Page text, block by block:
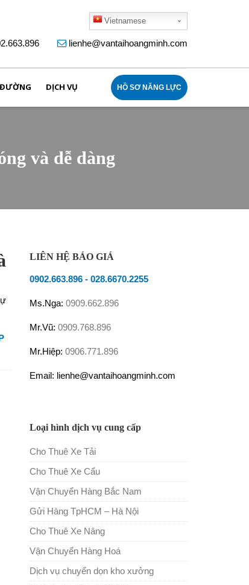
Vietnamese
lienhe@vantaihoangminh.com
DỊCH VỤ HỒ SƠ NĂNG LỰC
và dễ dàng
LIÊN HỆ BÁO GIÁ
0902.663.896- 028.6670.2255
Ms.Nga: 0909.662.896
Mr.Vũ: 0909.768.896
Mr.Hiệp: 0906.771.896
Email: lienhe@vantaihoangminh.com
Loại hình dịch vụ cung cấp
Cho Thuê Xe Tải
Cho Thuê Xe Cẩu
Vận Chuyển Hàng Bắc Nam
Gửi Hàng TpHCM – Hà Nội
Cho Thuê Xe Nâng
Vận Chuyển Hàng Hoá
Dịch vụ chuyển dọn kho xưởng